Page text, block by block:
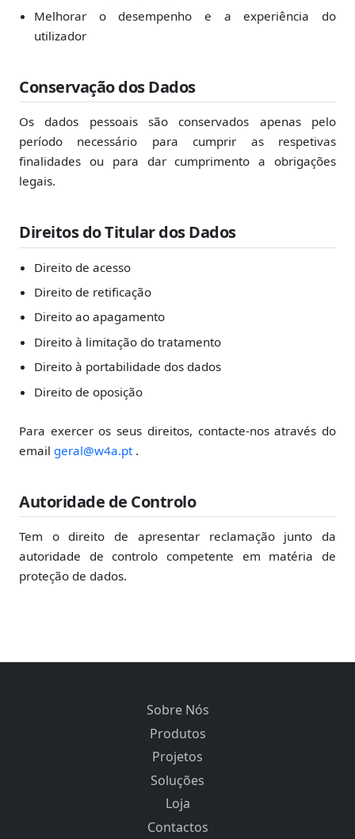
Melhorar o desempenho e a experiência do
utilizador
Conservação dos Dados
Os dados pessoais são conservados apenas pelo
período necessário para cumprir as respetivas
finalidades ou para dar cumprimento a obrigações
legais.
Direitos do Titular dos Dados
Direito de acesso
Direito de retificação
Direito ao apagamento
Direito à limitação do tratamento
Direito à portabilidade dos dados
Direito de oposição
Para exercer os seus direitos, contacte-nos através do
email geral@w4a.pt .
Autoridade de Controlo
Tem o direito de apresentar reclamação junto da
autoridade de controlo competente em matéria de
proteção de dados.
Sobre Nós
Produtos
Projetos
Soluções
Loja
Contactos